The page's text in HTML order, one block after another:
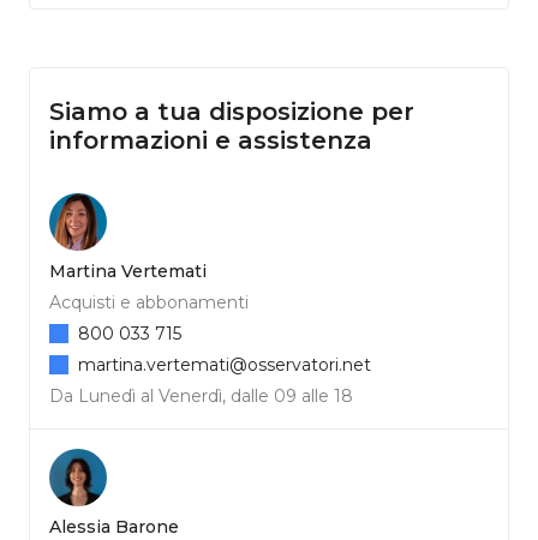
Siamo a tua disposizione per
informazioni e assistenza
Martina Vertemati
Acquisti e abbonamenti
Da Lunedì al Venerdì, dalle 09 alle 18
800 033 715
martina.vertemati@osservatori.net
Alessia Barone